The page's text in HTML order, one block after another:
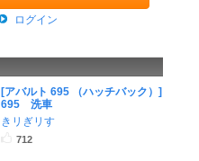
ログイン
[アバルト 695 （ハッチバック）]
695 洗車
きリぎリす
712